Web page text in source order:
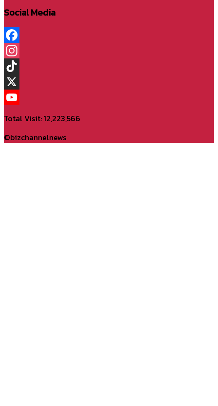
Social Media
Facebook
Instagram
TikTok
X
Total Visit: 12,223,566
©bizchannelnews